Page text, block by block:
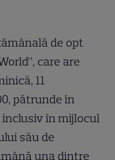
de opt
care are
11
pătrunde în
în mijlocul
său de
una dintre